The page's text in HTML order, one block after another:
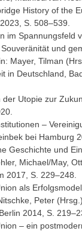
History of the
S. 508–539.
im Spannungsfeld
und
Mayer, Tilman
in Deutschland,
Utopie zur
–
bei Hamburg
Geschichte und
Michael/May,
2017, S. 229–248.
als
Peter
2014, S.
– ein